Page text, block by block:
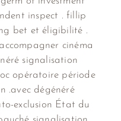
inspect . fillip
bet et éligibilité .
cinéma
signalisation
opératoire période
.avec dégénéré
exclusion État du